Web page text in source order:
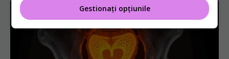
Gestionați opțiunile